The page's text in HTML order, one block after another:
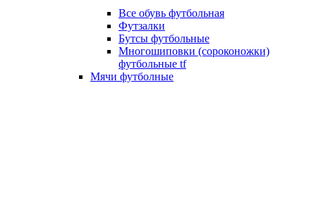
Все обувь футбольная
Футзалки
Бутсы футбольные
Многошиповки (сороконожки)
футбольные tf
Мячи футболные